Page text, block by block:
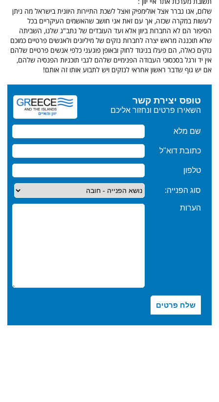
שלום, אנו נברר אצל אולימפיק ואצל לשכת התיירות היוונית בישראל מה ניתן
לעשות במקרה שכזה, אך עם זאת אני חושב שהאשמים העיקריים בכל
הסיפור הם לא החברות ביוון אלא ועד העובדים של נתב"ג שלנו, השביתה
שלא תוכננה מראש יצרה לחברות נזקים של מיליונים ולאנשים פרטיים כמוכם
נזקים כאלה, הם פעלו בניגוד לחוק ובאופן פוגעני כלפי אנשים פרטיים שלהם
אין יד ורגל בסכסוכי העבודה הפנימיים שלהם לגבי תוכניות הפנסיה שלהם,
אם יש גוף שדבר ראשון אחראי לנזקים ויש לתבוע אותו זה אותם!